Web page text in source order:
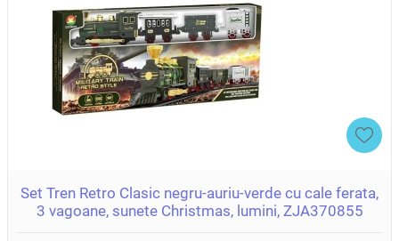
Set Tren Retro Clasic negru-auriu-verde cu cale ferata,
3 vagoane, sunete Christmas, lumini, ZJA370855